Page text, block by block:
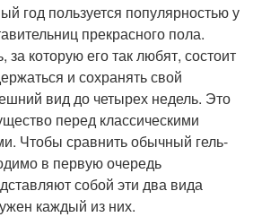
год пользуется популярностью у
прекрасного пола.
за которую его так любят, состоит
и сохранять свой
вид до четырех недель. Это
перед классическими
Чтобы сравнить обычный гель-
в первую очередь
собой эти два вида
каждый из них.